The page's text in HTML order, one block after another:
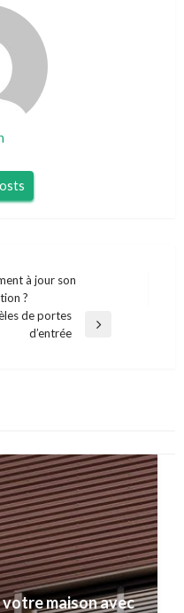
à jour son
?
de portes
d’entrée
maison avec